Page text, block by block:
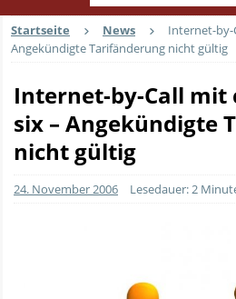
Startseite News
Internet-by-
Angekündigte Tarifänderung nicht gültig
Internet-by-Call mit
six – Angekündigte
nicht gültig
24. November 2006 Lesedauer: 2